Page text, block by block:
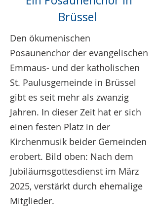
Brüssel
Den ökumenischen
Posaunenchor der evangelischen
Emmaus- und der katholischen
St. Paulusgemeinde in Brüssel
gibt es seit mehr als zwanzig
Jahren. In dieser Zeit hat er sich
einen festen Platz in der
Kirchenmusik beider Gemeinden
erobert. Bild oben: Nach dem
Jubiläumsgottesdienst im März
2025, verstärkt durch ehemalige
Mitglieder.